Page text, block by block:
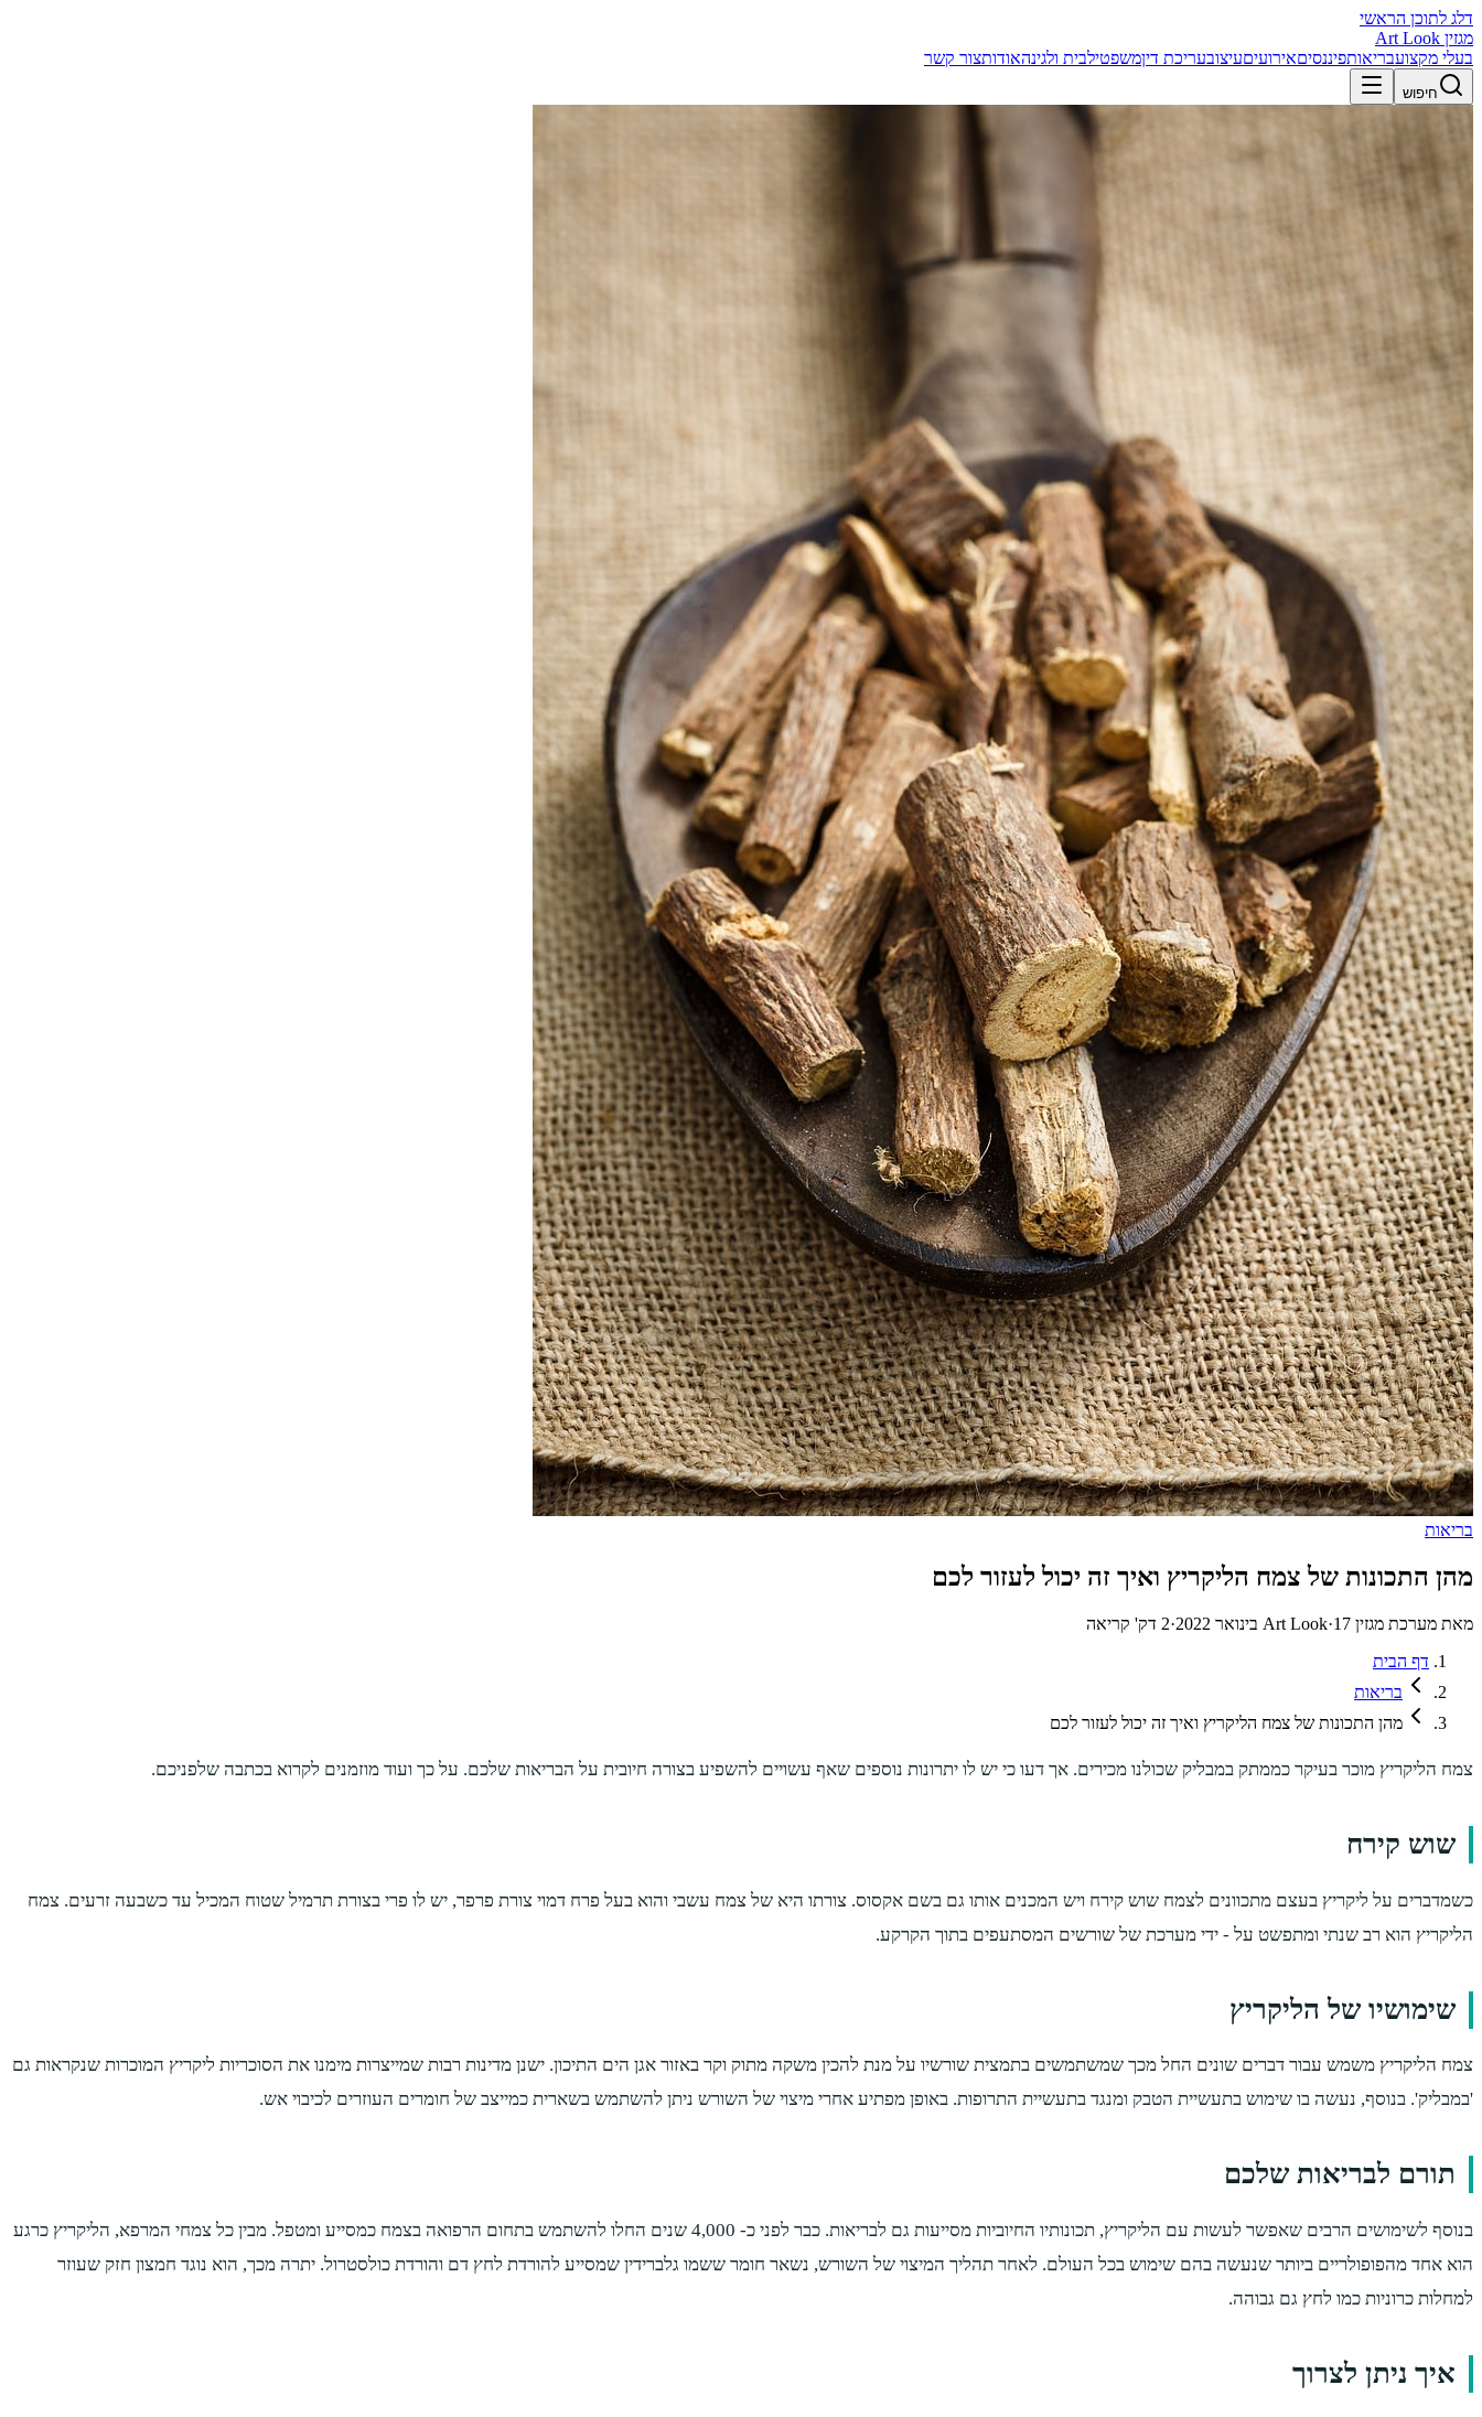
דלג לתוכן הראשי
מגזין Art Look
בעלי מקצועבריאותפיננסיםאירועיםעיצובעריכת דיןמשפטילבית ולגינהאודותצור קשר
חיפוש
בריאות
מהן התכונות של צמח הליקריץ ואיך זה יכול לעזור לכם
מאת מערכת מגזין Art Look ·17 בינואר 2022 ·
2 דק' קריאה
דף הבית
בריאות
מהן התכונות של צמח הליקריץ ואיך זה יכול לעזור לכם
צמח הליקריץ מוכר בעיקר כממתק במבליק שכולנו מכירים. אך דעו כי יש לו יתרונות נוספים שאף עשויים להשפיע בצורה חיובית על הבריאות שלכם. על כך ועוד מוזמנים לקרוא בכתבה שלפניכם.
שוש קירח
כשמדברים על ליקריץ בעצם מתכוונים לצמח שוש קירח ויש המכנים אותו גם בשם אקסוס. צורתו היא של צמח עשבי והוא בעל פרח דמוי צורת פרפר, יש לו פרי בצורת תרמיל שטוח המכיל עד כשבעה זרעים. צמח
הליקריץ הוא רב שנתי ומתפשט על - ידי מערכת של שורשים המסתעפים בתוך הקרקע.
שימושיו של הליקריץ
צמח הליקריץ משמש עבור דברים שונים החל מכך שמשתמשים בתמצית שורשיו על מנת להכין משקה מתוק וקר באזור אגן הים התיכון. ישנן מדינות רבות שמייצרות מימנו את הסוכריות ליקריץ המוכרות שנקראות גם
'במבליק'. בנוסף, נעשה בו שימוש בתעשיית הטבק ומנגד בתעשיית התרופות. באופן מפתיע אחרי מיצוי של השורש ניתן להשתמש בשארית כמייצב של חומרים העוזרים לכיבוי אש.
תורם לבריאות שלכם
בנוסף לשימושים הרבים שאפשר לעשות עם הליקריץ, תכונותיו החיוביות מסייעות גם לבריאות. כבר לפני כ- 4,000 שנים החלו להשתמש בתחום הרפואה בצמח כמסייע ומטפל. מבין כל צמחי המרפא, הליקריץ כרגע
הוא אחד מהפופולריים ביותר שנעשה בהם שימוש בכל העולם. לאחר תהליך המיצוי של השורש, נשאר חומר ששמו גלברידין שמסייע להורדת לחץ דם והורדת כולסטרול. יתרה מכך, הוא נוגד חמצון חזק שעוזר
למחלות כרוניות כמו לחץ גם גבוהה.
איך ניתן לצרוך